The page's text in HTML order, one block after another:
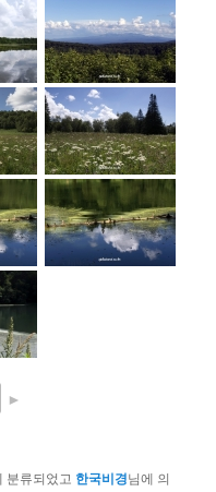
►
분류되었고 한국비경님에 의